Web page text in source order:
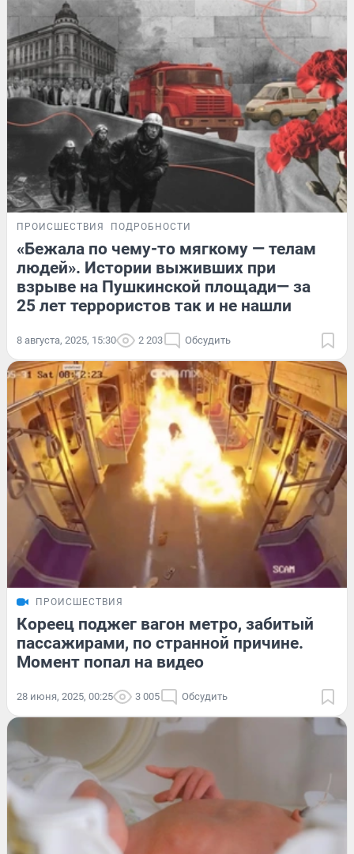
ПРОИСШЕСТВИЯ ПОДРОБНОСТИ
«Бежала по чему-то мягкому — телам
людей». Истории выживших при
взрыве на Пушкинской площади— за
25 лет террористов так и не нашли
8 августа, 2025, 15:30 2 203 Обсудить
ПРОИСШЕСТВИЯ
Кореец поджег вагон метро, забитый
пассажирами, по странной причине.
Момент попал на видео
28 июня, 2025, 00:25 3 005 Обсудить